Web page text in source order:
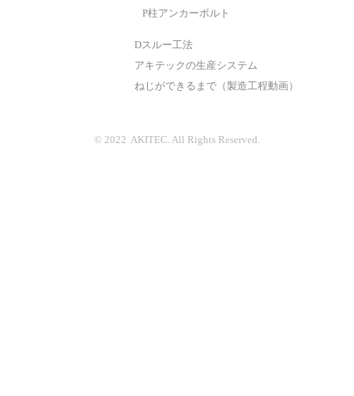
P柱アンカーボルト
Dスルー工法
アキテックの生産システム
ねじができるまで（製造工程動画）
© 2022 AKITEC. All Rights Reserved.